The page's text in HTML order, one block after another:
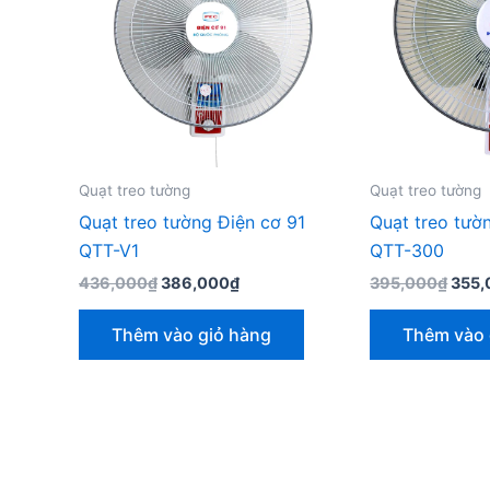
Quạt treo tường
Quạt treo tường Điện cơ 91
QTT-V1
436,000₫Giá
436,000₫.
386,000₫Giá
là:
386,000₫.
Thêm vào giỏ hàng
Quạt treo tường
Quạt treo
QTT-300
395,000₫Giá
Thêm